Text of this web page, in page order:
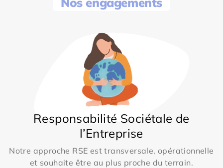
Responsabilité Sociétale de
l’Entreprise
Notre approche RSE est transversale, opérationnelle
et souhaite être au plus proche du terrain.